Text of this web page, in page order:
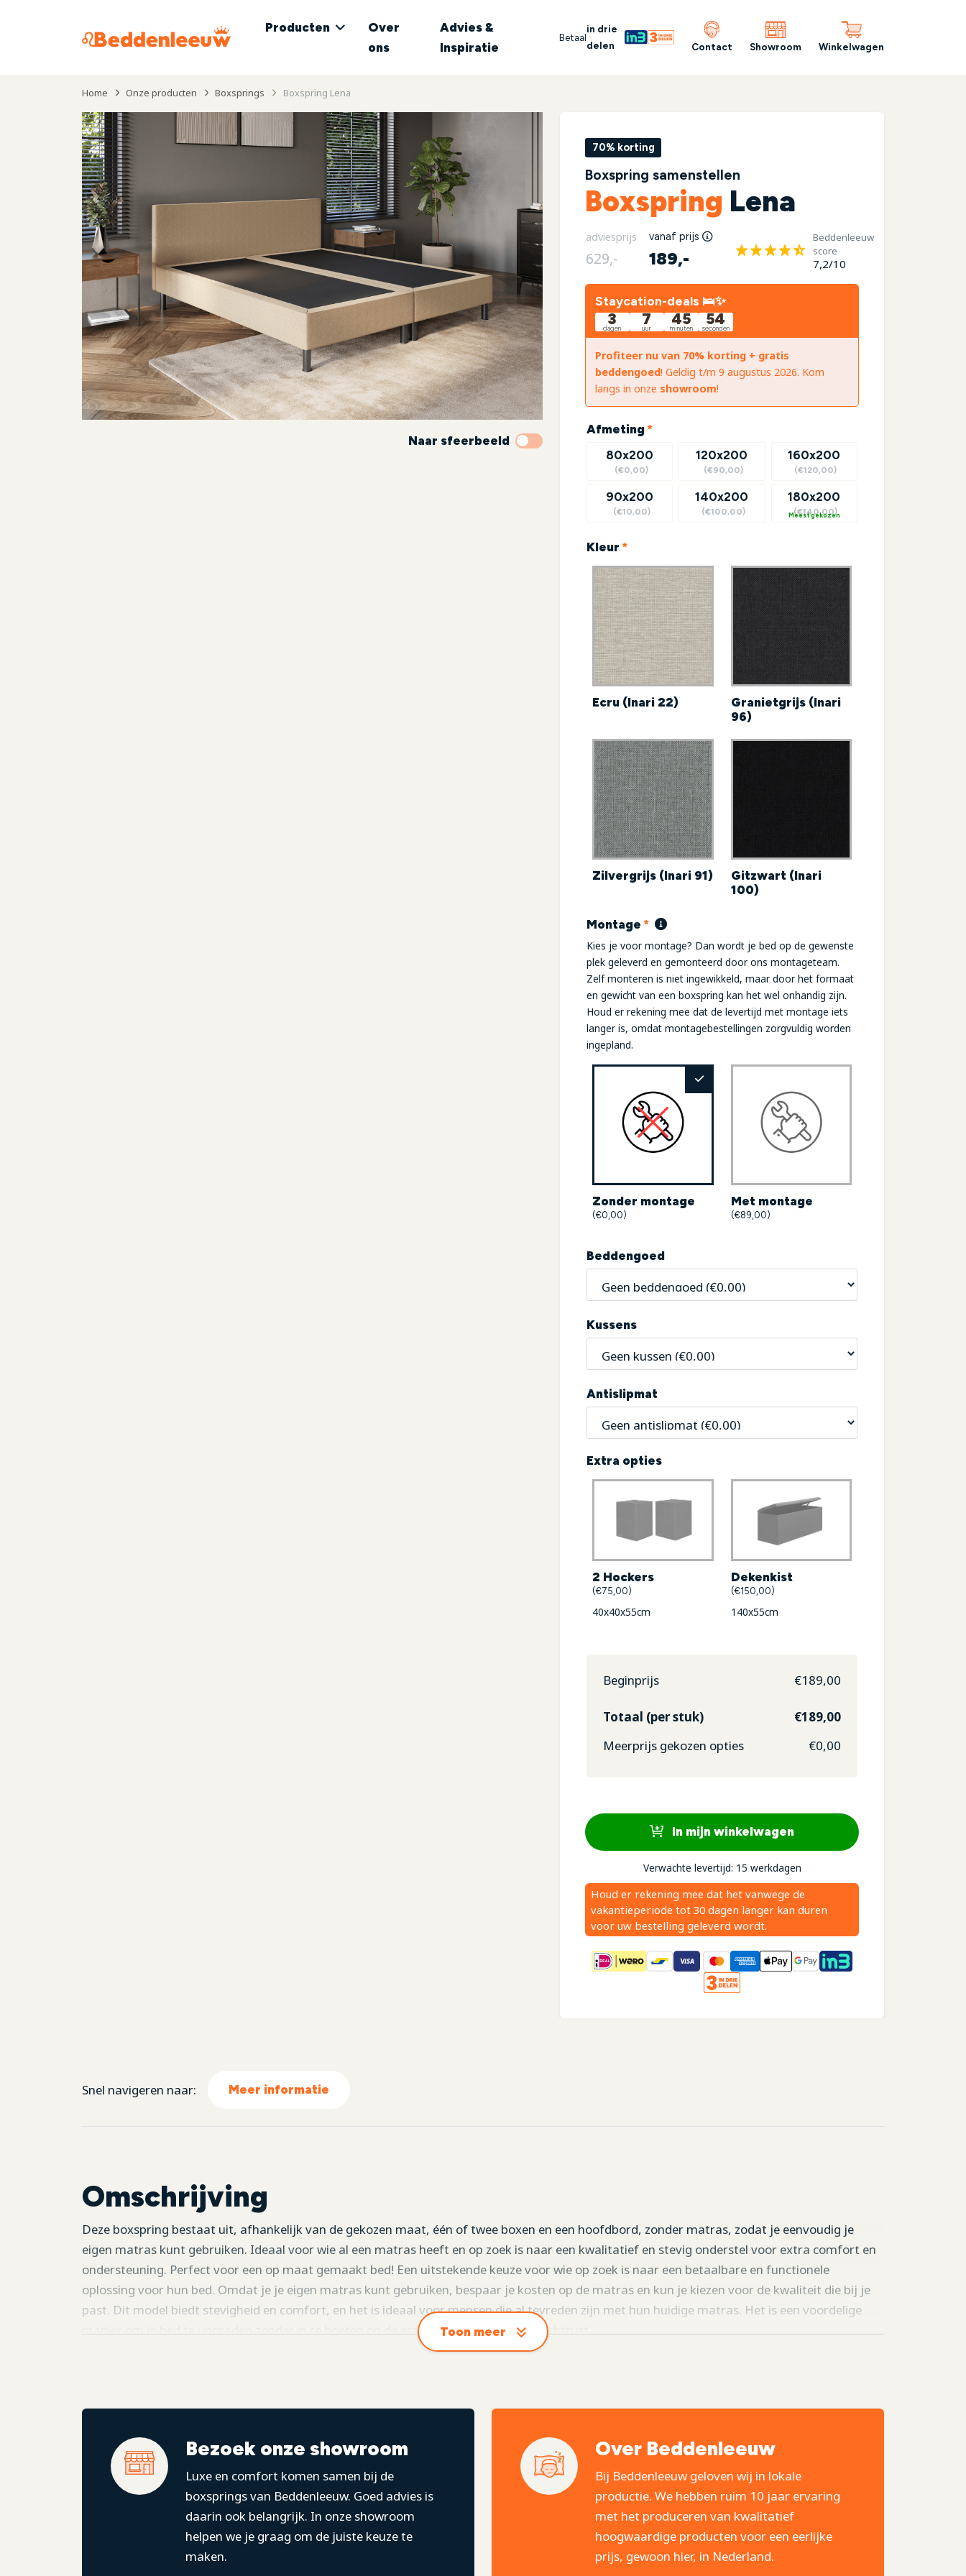
Betaal
in drie
delen
Contact Showroom Winkelwagen
Producten
Over
ons
Advies &
Inspiratie
Home Onze producten Boxsprings Boxspring Lena
Naar sfeerbeeld
70% korting
Boxspring samenstellen
Boxspring Lena
adviesprijs vanaf prijs
629,- 189,-
Beddenleeuw
score
7,2/10
Staycation-deals 🛌✨
3
dagen
7
uur
45
minuten
53
seconden
Profiteer nu van 70% korting + gratis
beddengoed! Geldig t/m 9 augustus 2026. Kom
langs in onze showroom!
Afmeting*(required)
80x200
(€0,00)
90x200
(€10,00)
120x200
(€90,00)
140x200
(€100,00)
160x200
(€120,00)
180x200
(€140,00)
?
Kleur *(required)
Ecru (Inari 22)
Granietgrijs (Inari
96)
Zilvergrijs (Inari 91)
Gitzwart (Inari
100)
Montage *(required)
Kies je voor montage? Dan wordt je bed op de gewenste
plek geleverd en gemonteerd door ons montageteam.
Zelf monteren is niet ingewikkeld, maar door het formaat
en gewicht van een boxspring kan het wel onhandig zijn.
Houd er rekening mee dat de levertijd met montage iets
langer is, omdat montagebestellingen zorgvuldig worden
ingepland.
Zonder montage
(€0,00)
Met montage
(€89,00)
Beddengoed
Kussens
Antislipmat
Extra opties
2 Hockers
(€75,00)
40x40x55cm
Dekenkist
(€150,00)
140x55cm
Meerprijs gekozen opties €0,00
Beginprijs €189,00
Totaal (per stuk) €189,00
In mijn winkelwagen
Verwachte levertijd: 15 werkdagen
Houd er rekening mee dat het vanwege de
vakantieperiode tot 30 dagen langer kan duren
voor uw bestelling geleverd wordt.
Snel navigeren naar: Meer informatie
Omschrijving
Deze boxspring bestaat uit, afhankelijk van de gekozen maat, één of twee boxen en een hoofdbord, zonder matras, zodat je eenvoudig je
eigen matras kunt gebruiken. Ideaal voor wie al een matras heeft en op zoek is naar een kwalitatief en stevig onderstel voor extra comfort en
ondersteuning. Perfect voor een op maat gemaakt bed! Een uitstekende keuze voor wie op zoek is naar een betaalbare en functionele
oplossing voor hun bed. Omdat je je eigen matras kunt gebruiken, bespaar je kosten op de matras en kun je kiezen voor de kwaliteit die bij je
past. Dit model biedt stevigheid en comfort, en het is ideaal voor mensen die al tevreden zijn met hun huidige matras. Het is een voordelige
manier om je bed te upgraden zonder in te boeten op de essentie van een goede nachtrust.
Glad decoratief hoofdbord.
Zwarte ronde pootjes.
Kijk voor meer informatie naar de specificaties.
Toon meer
Bezoek onze showroom
Luxe en comfort komen samen bij de
boxsprings van Beddenleeuw. Goed advies is
daarin ook belangrijk. In onze showroom
helpen we je graag om de juiste keuze te
maken.
Over Beddenleeuw
Bij Beddenleeuw geloven wij in lokale
productie. We hebben ruim 10 jaar ervaring
met het produceren van kwalitatief
hoogwaardige producten voor een eerlijke
prijs, gewoon hier, in Nederland.